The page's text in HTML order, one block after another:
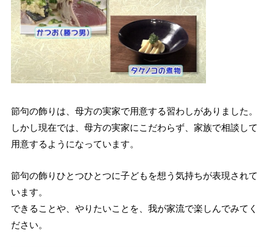
節句の飾りは、母方の実家で用意する習わしがありました。
しかし現在では、母方の実家にこだわらず、家族で相談して
用意するようになっています。
節句の飾りひとつひとつに子どもを想う気持ちが表現されて
います。
できることや、やりたいことを、我が家流で楽しんでみてく
ださい。